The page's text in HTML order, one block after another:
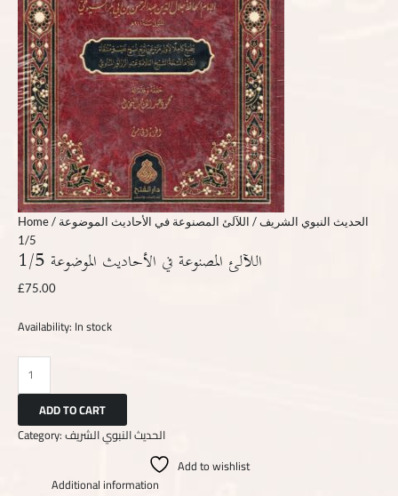
Home/ الحديث النبوي الشريف/ اللآلئ المصنوعة في الأحاديث الموضوعة
1/5
اللآلئ المصنوعة في الأحاديث الموضوعة 1/5
£75.00
Availability: In stock
ADD TO CART
Category:الحديث النبوي الشريف
Add to wishlist
Additional information